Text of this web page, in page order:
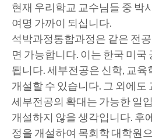
현재 우리학교 교수님들 중 박
여명 가까이 되십니다.
석박과정통합과정은 같은 전
면 가능합니다. 이는 한국 미국
됩니다. 세부전공은 신학, 교육
개설할 수 있습니다. 그 외에도
세부전공의 확대는 가능한 일
개설하지 않을 생각입니다. 후
정을 개설하여 목회학 대학원